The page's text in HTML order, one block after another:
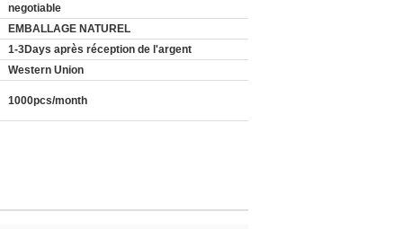
negotiable
EMBALLAGE NATUREL
1-3Days après réception de l'argent
Western Union
1000pcs/month